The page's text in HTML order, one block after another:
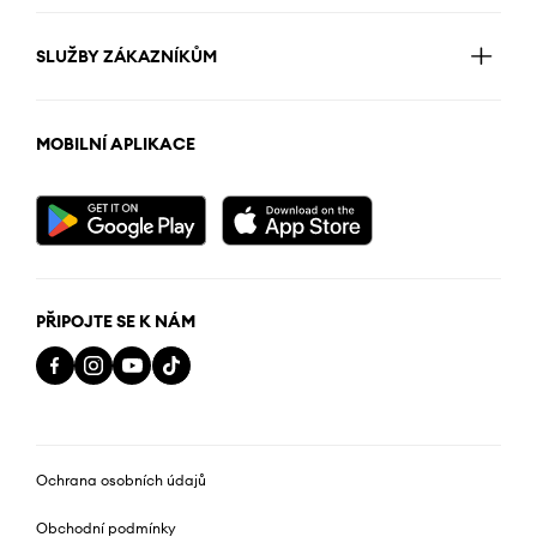
SLUŽBY ZÁKAZNÍKŮM
MOBILNÍ APLIKACE
PŘIPOJTE SE K NÁM
Ochrana osobních údajů
Obchodní podmínky